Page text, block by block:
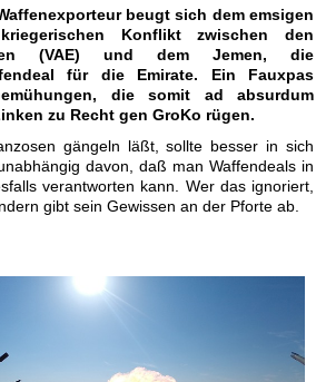
beugt sich dem emsigen
Konflikt zwischen den
(VAE) und dem Jemen, die
für die Emirate. Ein Fauxpas
die somit ad absurdum
zu Recht gen GroKo rügen.
gängeln läßt, sollte besser in sich
davon, daß man Waffendeals in
verantworten kann. Wer das ignoriert,
gibt sein Gewissen an der Pforte ab.